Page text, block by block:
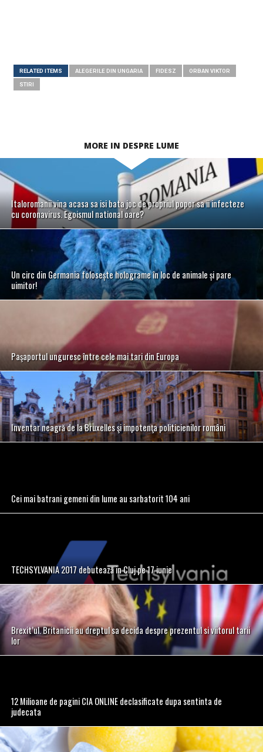
RELATED ITEMS ALEGERILE DIN UNGARIA FIDESZ ORBAN VIKTOR
STIRI
MORE IN DESPRE LUME
Italoromanii vina acasa sa isi bata joc de propriul popor sa ii infecteze
cu coronavirus. Egoismul national oare?
Un circ din Germania folosește holograme în loc de animale și pare
uimitor!
Paşaportul unguresc între cele mai tari din Europa
Inventar neagră de la Bruxelles şi impotenţa politicienilor români
Cei mai batrani gemeni din lume au sarbatorit 104 ani
TECHSYLVANIA 2017 debutează in Cluj pe 17 iunie
Brexit’ul. Britanicii au dreptul sa decida despre prezentul si viitorul tarii
lor
12 Milioane de pagini CIA ONLINE declasificate dupa sentinta de
judecata